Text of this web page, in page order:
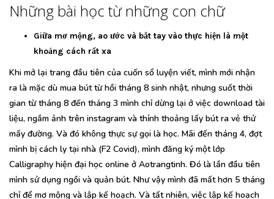
Những bài học từ những con chữ
Giữa mơ mộng, ao ước và bắt tay vào thực hiện là một
khoảng cách rất xa
Khi mở lại trang đầu tiên của cuốn sổ luyện viết, mình mới nhận
ra là mặc dù mua bút từ hồi tháng 8 sinh nhật, nhưng suốt thời
gian từ tháng 8 đến tháng 3 mình chỉ dừng lại ở việc download tài
liệu, ngắm ảnh trên instagram và thỉnh thoảng lấy bút ra vẻ thử
mấy đường. Và đó không thực sự gọi là học. Mãi đến tháng 4, đợt
mình bị cách ly tại nhà (F2 Covid), mình đăng ký một lớp
Calligraphy hiện đại học online ở Aotrangtinh. Đó là lần đầu tiên
mình sử dụng ngồi và quản bút. Như vậy mình đã mất hơn 5 tháng
chỉ để mơ mộng và lập kế hoạch. Và tất nhiên, việc lập kế hoạch